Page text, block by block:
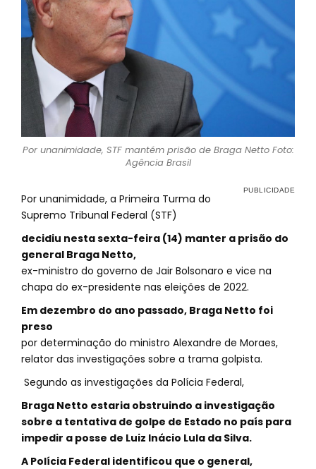
Por unanimidade, STF mantém prisão de Braga Netto Foto:
Agência Brasil
Por unanimidade, a Primeira Turma do
Supremo Tribunal Federal (STF)
decidiu nesta sexta-feira (14) manter a prisão do
general Braga Netto,
ex-ministro do governo de Jair Bolsonaro e vice na
chapa do ex-presidente nas eleições de 2022.
Em dezembro do ano passado, Braga Netto foi
preso
por determinação do ministro Alexandre de Moraes,
relator das investigações sobre a trama golpista.
Segundo as investigações da Polícia Federal,
Braga Netto estaria obstruindo a investigação
sobre a tentativa de golpe de Estado no país para
impedir a posse de Luiz Inácio Lula da Silva.
A Polícia Federal identificou que o general,